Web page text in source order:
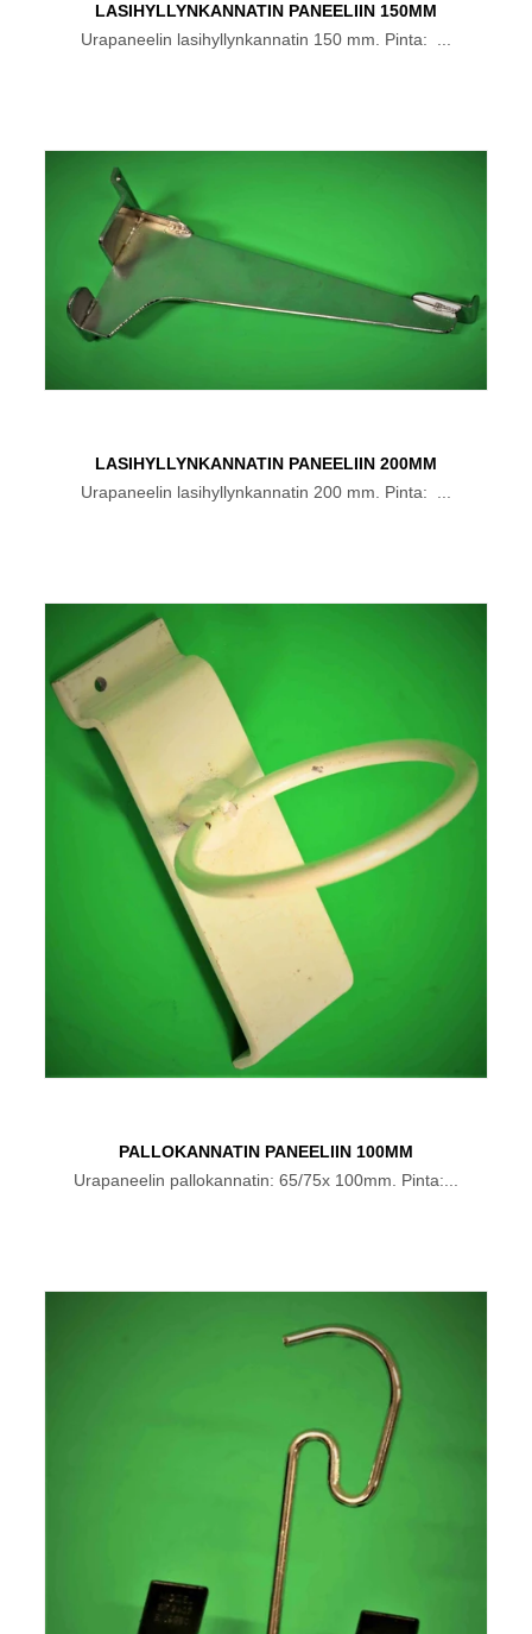
LASIHYLLYNKANNATIN PANEELIIN 150MM
Urapaneelin lasihyllynkannatin 150 mm. Pinta: ...
LASIHYLLYNKANNATIN PANEELIIN 200MM
Urapaneelin lasihyllynkannatin 200 mm. Pinta: ...
PALLOKANNATIN PANEELIIN 100MM
Urapaneelin pallokannatin: 65/75x 100mm. Pinta:...